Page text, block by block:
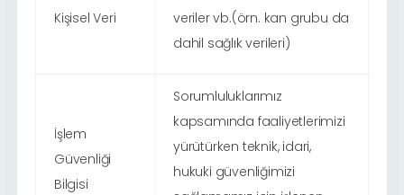
Kişisel Veri
veriler vb.(örn. kan grubu da
dahil sağlık verileri)
İşlem
Güvenliği
Bilgisi
Sorumluluklarımız
kapsamında faaliyetlerimizi
yürütürken teknik, idari,
hukuki güvenliğimizi